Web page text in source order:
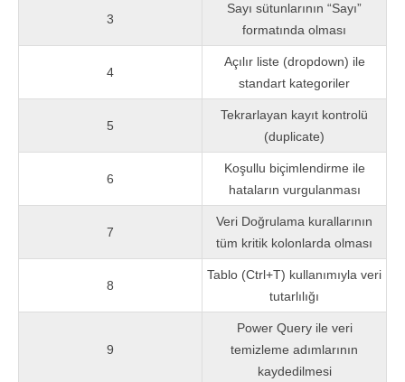
3
Sayı sütunlarının “Sayı”
formatında olması
4
Açılır liste (dropdown) ile
standart kategoriler
5
Tekrarlayan kayıt kontrolü
(duplicate)
6
Koşullu biçimlendirme ile
hataların vurgulanması
7
Veri Doğrulama kurallarının
tüm kritik kolonlarda olması
8
Tablo (Ctrl+T) kullanımıyla veri
tutarlılığı
9
Power Query ile veri
temizleme adımlarının
kaydedilmesi